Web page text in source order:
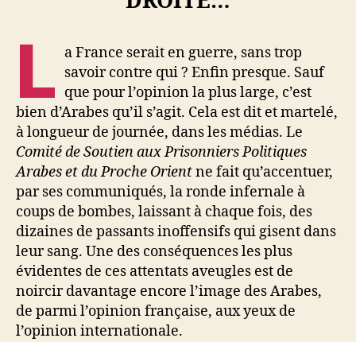
L a France serait en guerre, sans trop
savoir contre qui ? Enfin presque. Sauf
que pour l’opinion la plus large, c’est
bien d’Arabes qu’il s’agit. Cela est dit et martelé,
à longueur de journée, dans les médias. Le
Comité de Soutien aux Prisonniers Politiques
Arabes et du Proche Orientne fait qu’accentuer,
par ses communiqués, la ronde infernale à
coups de bombes, laissant à chaque fois, des
dizaines de passants inoffensifs qui gisent dans
leur sang. Une des conséquences les plus
évidentes de ces attentats aveugles est de
noircir davantage encore l’image des Arabes,
de parmi l’opinion française, aux yeux de
l’opinion internationale.